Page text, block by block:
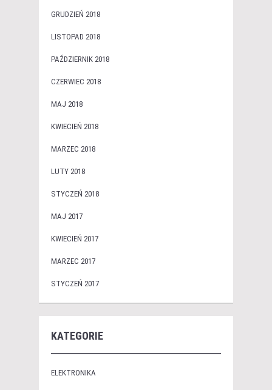
GRUDZIEŃ 2018
LISTOPAD 2018
PAŹDZIERNIK 2018
CZERWIEC 2018
MAJ 2018
KWIECIEŃ 2018
MARZEC 2018
LUTY 2018
STYCZEŃ 2018
MAJ 2017
KWIECIEŃ 2017
MARZEC 2017
STYCZEŃ 2017
KATEGORIE
ELEKTRONIKA